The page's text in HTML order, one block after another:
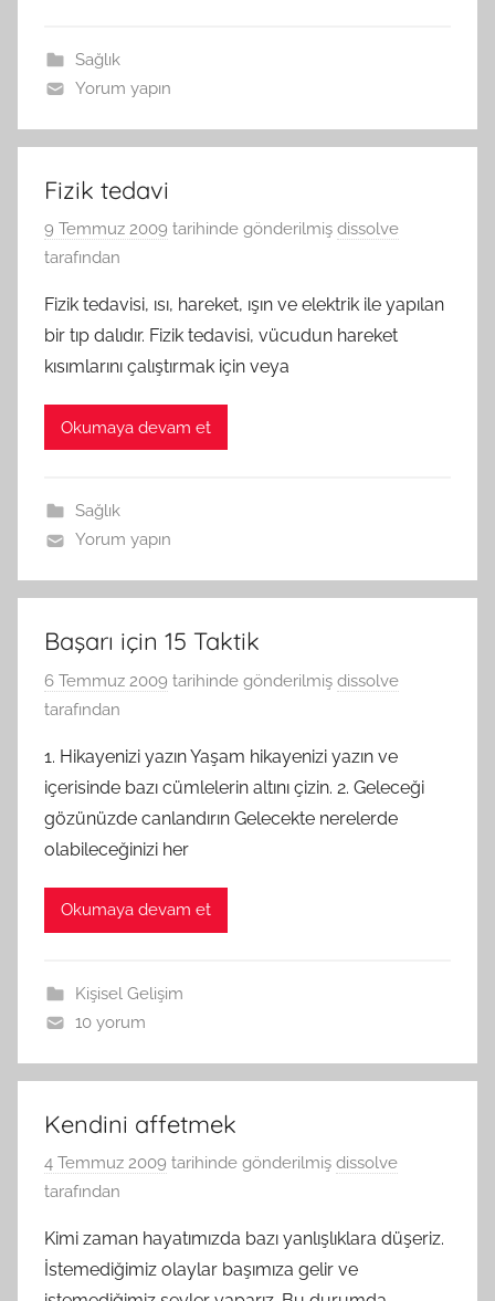
Sağlık
Yorum yapın
Fizik tedavi
9 Temmuz 2009 tarihinde gönderilmiş dissolve
tarafından
Fizik tedavisi, ısı, hareket, ışın ve elektrik ile yapılan
bir tıp dalıdır. Fizik tedavisi, vücudun hareket
kısımlarını çalıştırmak için veya
Okumaya devam et
Sağlık
Yorum yapın
Başarı için 15 Taktik
6 Temmuz 2009 tarihinde gönderilmiş dissolve
tarafından
1. Hikayenizi yazın Yaşam hikayenizi yazın ve
içerisinde bazı cümlelerin altını çizin. 2. Geleceği
gözünüzde canlandırın Gelecekte nerelerde
olabileceğinizi her
Okumaya devam et
Kişisel Gelişim
10 yorum
Kendini affetmek
4 Temmuz 2009 tarihinde gönderilmiş dissolve
tarafından
Kimi zaman hayatımızda bazı yanlışlıklara düşeriz.
İstemediğimiz olaylar başımıza gelir ve